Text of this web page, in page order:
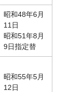
昭和48年6月
11日
昭和51年8月
9日指定替
昭和55年5月
12日